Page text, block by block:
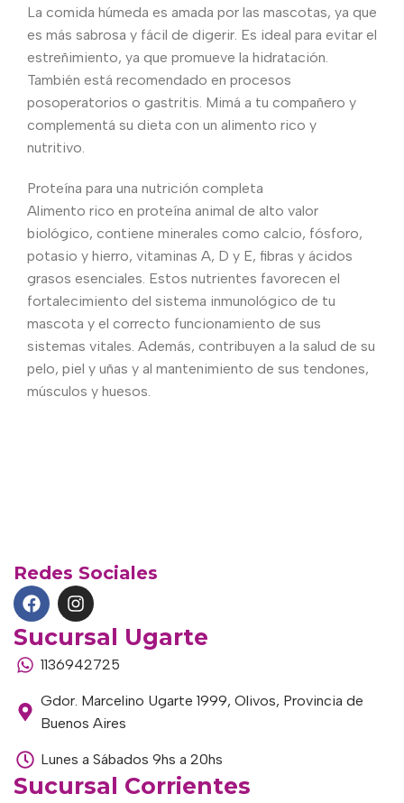
La comida húmeda es amada por las mascotas, ya que
es más sabrosa y fácil de digerir. Es ideal para evitar el
estreñimiento, ya que promueve la hidratación.
También está recomendado en procesos
posoperatorios o gastritis. Mimá a tu compañero y
complementá su dieta con un alimento rico y
nutritivo.
Proteína para una nutrición completa
Alimento rico en proteína animal de alto valor
biológico, contiene minerales como calcio, fósforo,
potasio y hierro, vitaminas A, D y E, fibras y ácidos
grasos esenciales. Estos nutrientes favorecen el
fortalecimiento del sistema inmunológico de tu
mascota y el correcto funcionamiento de sus
sistemas vitales. Además, contribuyen a la salud de su
pelo, piel y uñas y al mantenimiento de sus tendones,
músculos y huesos.
Redes Sociales
Sucursal Ugarte
1136942725
Gdor. Marcelino Ugarte 1999, Olivos, Provincia de
Buenos Aires
Lunes a Sábados 9hs a 20hs
Sucursal Corrientes